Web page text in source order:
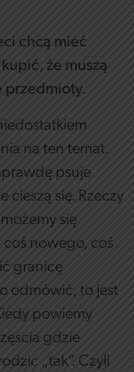
chcą mieć
że muszą
przedmioty.
na ten temat.
psuje
cieszą się. Rzeczy
się
nowego, coś
granicę
odmówić, to jest
powiemy
gdzie
„tak”. Czyli